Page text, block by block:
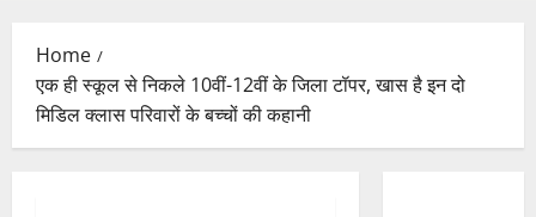
Home
एक ही स्कूल से निकले 10वीं-12वीं के जिला टॉपर, खास है इन दो
मिड‍िल क्लास परिवारों के बच्चों की कहानी